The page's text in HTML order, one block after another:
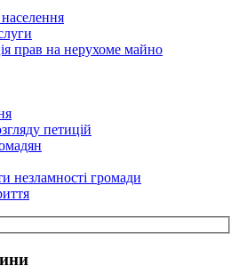
прав на нерухоме майно
петицій
незламності громади